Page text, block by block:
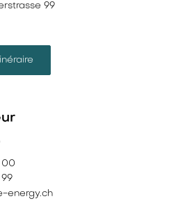
99
00
99
energy.ch